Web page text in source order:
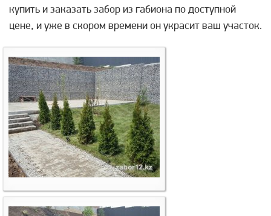
купить и заказать забор из габиона по доступной
цене, и уже в скором времени он украсит ваш участок.